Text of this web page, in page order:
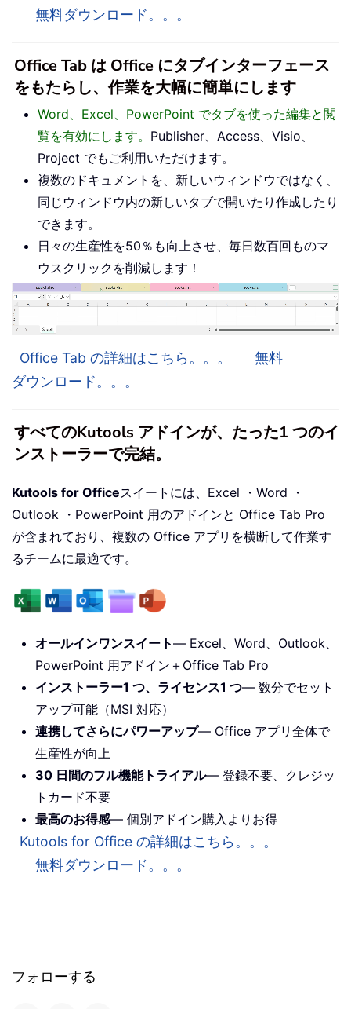
無料ダウンロード。。。
Office Tab は Office にタブインターフェース
をもたらし、作業を大幅に簡単にします
Word、Excel、PowerPoint でタブを使った編集と閲
覧を有効にします。 Publisher、Access、Visio、
Project でもご利用いただけます。
複数のドキュメントを、新しいウィンドウではなく、
同じウィンドウ内の新しいタブで開いたり作成したり
できます。
日々の生産性を50％も向上させ、毎日数百回ものマ
ウスクリックを削減します！
Office Tab の詳細はこちら。。。
無料
ダウンロード。。。
すべてのKutools アドインが、たった1 つのイ
ンストーラーで完結。
Kutools for Officeスイートには、Excel ・Word ・
Outlook ・PowerPoint 用のアドインと Office Tab Pro
が含まれており、複数の Office アプリを横断して作業す
るチームに最適です。
オールインワンスイート— Excel、Word、Outlook、
PowerPoint 用アドイン＋Office Tab Pro
インストーラー1 つ、ライセンス1 つ— 数分でセット
アップ可能（MSI 対応）
連携してさらにパワーアップ— Office アプリ全体で
生産性が向上
30 日間のフル機能トライアル— 登録不要、クレジッ
トカード不要
最高のお得感— 個別アドイン購入よりお得
Kutools for Office の詳細はこちら。。。
無料ダウンロード。。。
フォローする